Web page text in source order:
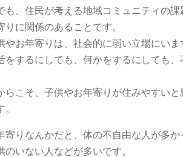
も、住民が考える地域コミュニティの
りに関係のあることです。
やお年寄りは、社会的に弱い立場にいま
をするにしても、何かをするにしても
らこそ、子供やお年寄りが住みやすい
。
寄りなんかだと、体の不自由な人が多
のいない人などが多いです。